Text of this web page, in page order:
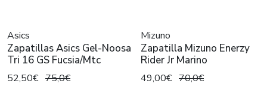
Asics
Zapatillas Asics Gel-Noosa
Tri 16 GS Fucsia/Mtc
52,50€ 75,0€
Mizuno
Zapatilla Mizuno Enerzy
Rider Jr Marino
49,00€ 70,0€